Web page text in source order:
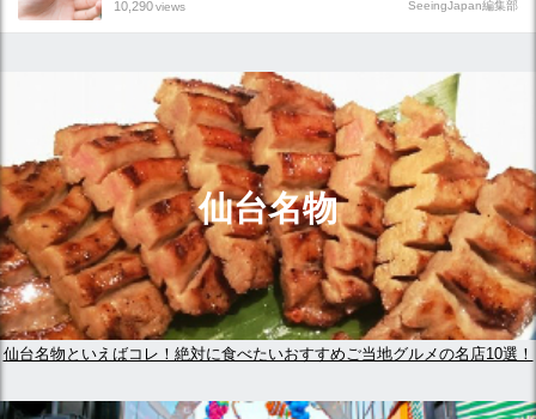
10,290views SeeingJapan編集部
仙台名物
仙台名物といえばコレ！絶対に食べたいおすすめご当地グルメの名店10選！